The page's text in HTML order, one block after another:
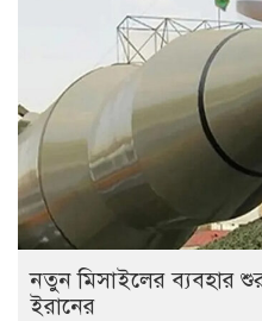
নতুন মিসাইলের ব্যবহার
ইরানের